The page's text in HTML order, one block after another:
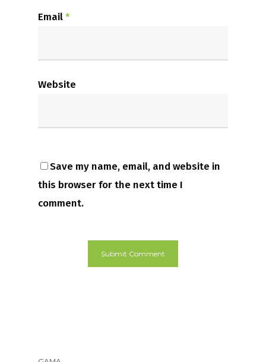
Email*
Website
Save my name, email, and website in
this browser for the next time I
comment.